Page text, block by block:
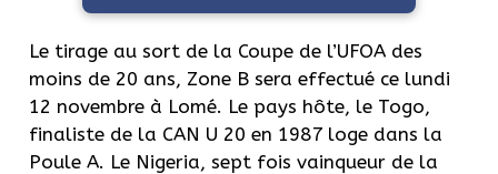
Le tirage au sort de la Coupe de l’UFOA des
moins de 20 ans, Zone B sera effectué ce lundi
12 novembre à Lomé. Le pays hôte, le Togo,
finaliste de la CAN U 20 en 1987 loge dans la
Poule A. Le Nigeria, sept fois vainqueur de la